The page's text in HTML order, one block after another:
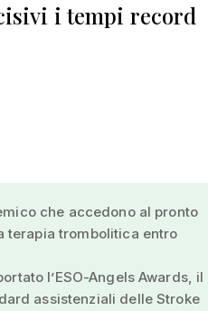
i tempi record
che accedono al pronto
terapia trombolitica entro
l’ESO-Angels Awards, il
assistenziali delle Stroke